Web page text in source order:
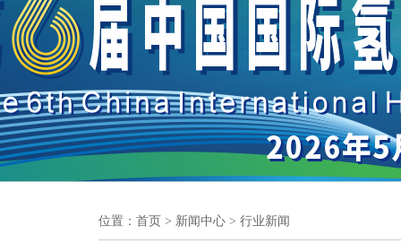
位置： 首页 > 新闻中心 > 行业新闻